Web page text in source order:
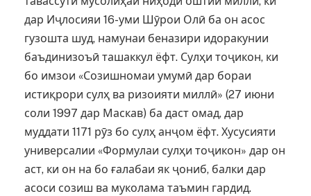
дар Иҷлосияи 16-уми Шӯрои Олӣ ба он асос
гузошта шуд, намунаи беназири идоракунии
баъдинизоъӣ ташаккул ёфт. Сулҳи тоҷикон, ки
бо имзои «Созишномаи умумӣ дар бораи
истиқрори сулҳ ва ризоияти миллӣ» (27 июни
соли 1997 дар Маскав) ба даст омад, дар
муддати 1171 рӯз бо сулҳ анҷом ёфт. Хусусияти
универсалии «Формулаи сулҳи тоҷикон» дар он
аст, ки он на бо ғалабаи як ҷониб, балки дар
асоси созиш ва муколама таъмин гардид.